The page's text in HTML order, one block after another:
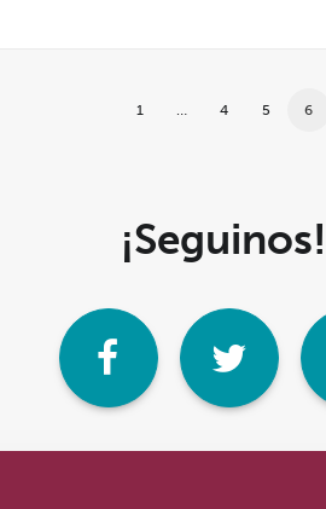
1 4 5 6
¡Seguinos!